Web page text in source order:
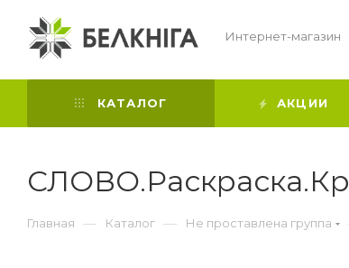
Интернет-магазин
КАТАЛОГ АКЦИИ
Главная — Каталог — Не проставлена группа